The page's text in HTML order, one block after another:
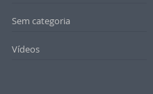
Sem categoria
Vídeos